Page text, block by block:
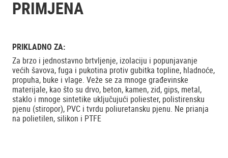
PRIMJENA
PRIKLADNO ZA:
Za brzo i jednostavno brtvljenje, izolaciju i popunjavanje
većih šavova, fuga i pukotina protiv gubitka topline, hladnoće,
propuha, buke i vlage. Veže se za mnoge građevinske
materijale, kao što su drvo, beton, kamen, zid, gips, metal,
staklo i mnoge sintetike uključujući poliester, polistirensku
pjenu (stiropor), PVC i tvrdu poliuretansku pjenu. Ne prianja
na polietilen, silikon i PTFE